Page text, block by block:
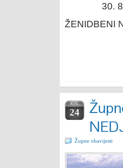
30.
KOL.
24
Župne obavijesti